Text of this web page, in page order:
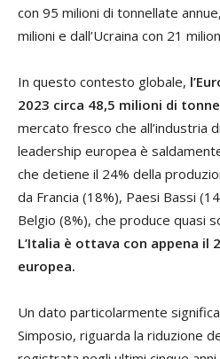
con 95 milioni di tonnellate
milioni e dall’Ucraina con 21
In questo contesto globale,
2023 circa 48,5 milioni di
mercato fresco che all’industria
leadership europea è
che detiene il 24% della
da Francia (18%), Paesi Bassi
Belgio (8%), che produce quasi
L’Italia è ottava con appena il
europea.
Un dato particolarmente
Simposio, riguarda la riduzione